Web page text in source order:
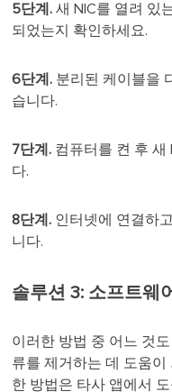
5단계. 새 NIC를 열려 있
되었는지 확인하세요.
6단계. 분리된 케이블을
습니다.
7단계. 컴퓨터를 켠 후 새
다.
8단계. 인터넷에 연결하
니다.
솔루션 3: 소프트웨
이러한 방법 중 어느 것
류를 제거하는 데 도움이
한 방법은 타사 앱에서